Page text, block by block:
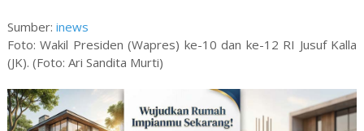
Sumber: inews
Foto: Wakil Presiden (Wapres) ke-10 dan ke-12 RI Jusuf Kalla
(JK). (Foto: Ari Sandita Murti)